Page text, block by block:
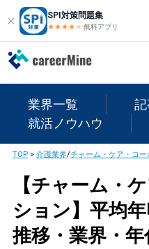
SPI対策問題集
★★★★ ★★
無料アプリ
業界一覧
就活ノウハウ
TOP> 介護業界/チャーム・ケア・コー
【チャーム・
ション】平均
推移・業界・